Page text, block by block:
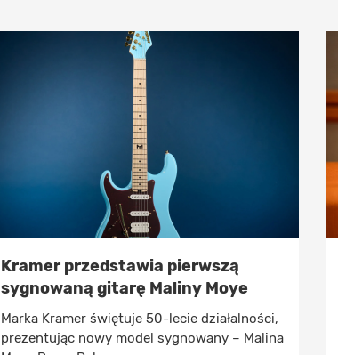
Kramer przedstawia pierwszą
sygnowaną gitarę Maliny Moye
Marka Kramer świętuje 50-lecie działalności,
prezentując nowy model sygnowany – Malina